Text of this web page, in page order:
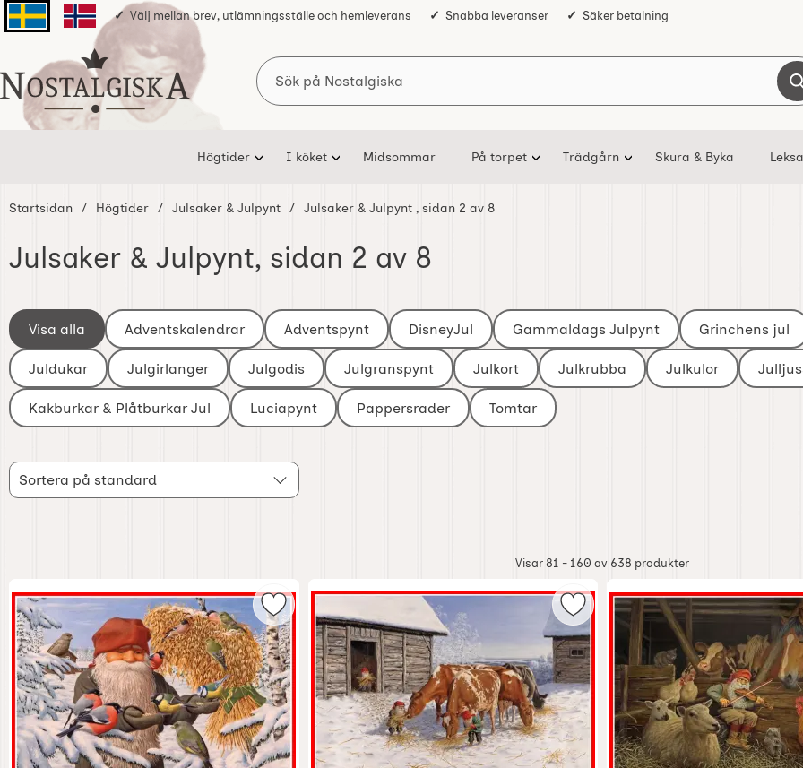
Svenska sidanNorska sidan
Välj mellan brev, utlämningsställe och hemleverans Snabba leveranser Säker betalning
Startsidan för Nostalgiska
Sök
Högtider I köket Midsommar På torpet Trädgårn Skura & Byka
Startsidan Högtider Julsaker & Julpynt Julsaker & Julpynt , sidan 2 av 8
Julsaker & Julpynt, sidan 2 av 8
Hoppa
till
produkter
Underkategorier
Visa alla
I Julsaker & JulpyntAdventskalendrar Adventspynt DisneyJul Gammaldags Julpynt Grinchens jul
Juldukar Julgirlanger Julgodis Julgranspynt Julkort Julkrubba Julkulor
Kakburkar & Plåtburkar Jul Luciapynt Pappersrader Tomtar
Hoppa
över
filtersektionen
Filtrera & sortera
Sortera
Sortera på standard
Visar 81 - 160 av 638 produkter
produktlista
Markera julbonad tomte med kärve matar fåglar som favorit
Markera julbonad tomte matar